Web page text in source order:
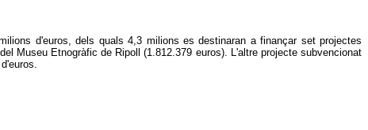
d'euros, dels quals 4,3 milions es destinaran a finançar set projectes
Museu Etnogràfic de Ripoll (1.812.379 euros). L'altre projecte subvencionat